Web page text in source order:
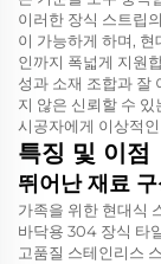
이러한 장식 스트립
이 가능하게 하며,
인까지 폭넓게 지원
성과 소재 조합과 잘
지 않은 신뢰할 수
시공자에게 이상적
특징 및 이점
뛰어난 재료
가족을 위한 현대식
바닥용 304 장식 타
고품질 스테인리스